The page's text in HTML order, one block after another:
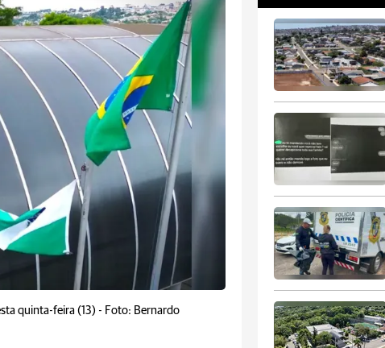
quinta-feira (13) - Foto: Bernardo